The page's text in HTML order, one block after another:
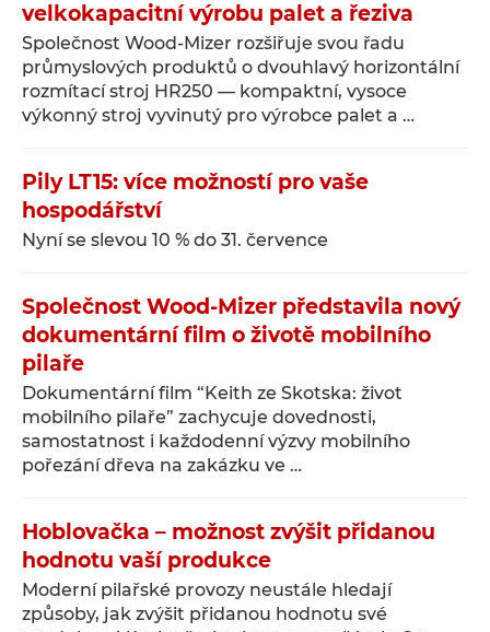
velkokapacitní výrobu palet a řeziva
Společnost Wood-Mizer rozšiřuje svou řadu
průmyslových produktů o dvouhlavý horizontální
rozmítací stroj HR250 — kompaktní, vysoce
výkonný stroj vyvinutý pro výrobce palet a …
Pily LT15: více možností pro vaše
hospodářství
Nyní se slevou 10 % do 31. července
Společnost Wood-Mizer představila nový
dokumentární film o životě mobilního
pilaře
Dokumentární film “Keith ze Skotska: život
mobilního pilaře” zachycuje dovednosti,
samostatnost i každodenní výzvy mobilního
pořezání dřeva na zakázku ve …
Hoblovačka – možnost zvýšit přidanou
hodnotu vaší produkce
Moderní pilařské provozy neustále hledají
způsoby, jak zvýšit přidanou hodnotu své